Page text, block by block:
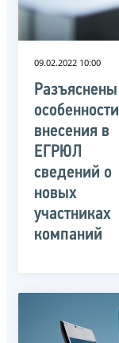
09.02.2022 10:00
Разъяснены
особенности
внесения в
ЕГРЮЛ
сведений о
новых
участниках
компаний